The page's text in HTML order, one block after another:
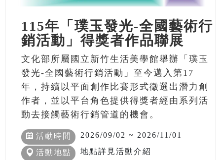
115年「璞玉發光-全國藝術行
銷活動」得獎者作品聯展
文化部所屬國立新竹生活美學館舉辦「璞玉
發光-全國藝術行銷活動」至今邁入第17
年，持續以平面創作比賽形式徵選出潛力創
作者，並以平台角色提供得獎者經由系列活
動去接觸藝術行銷管道的機會。
活動時間 2026/09/02 ~ 2026/11/01
活動地點 地點詳見活動介紹